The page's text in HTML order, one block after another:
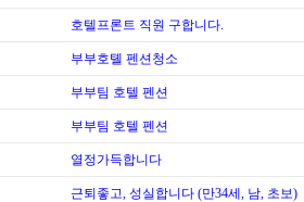
호텔프론트 직원 구합니다.
부부호톌 펜션청소
부부팀 호텔 펜션
부부팀 호텔 펜션
열정가득합니다
근퇴좋고, 성실합니다 (만34세, 남, 초보)